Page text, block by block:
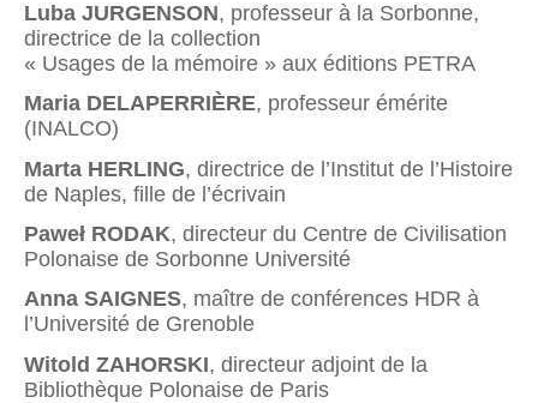
Luba JURGENSON, professeur à la Sorbonne,
directrice de la collection
« Usages de la mémoire » aux éditions PETRA
Maria DELAPERRIÈRE, professeur émérite
(INALCO)
Marta HERLING, directrice de l’Institut de l’Histoire
de Naples, fille de l’écrivain
Paweł RODAK, directeur du Centre de Civilisation
Polonaise de Sorbonne Université
Anna SAIGNES, maître de conférences HDR à
l’Université de Grenoble
Witold ZAHORSKI, directeur adjoint de la
Bibliothèque Polonaise de Paris